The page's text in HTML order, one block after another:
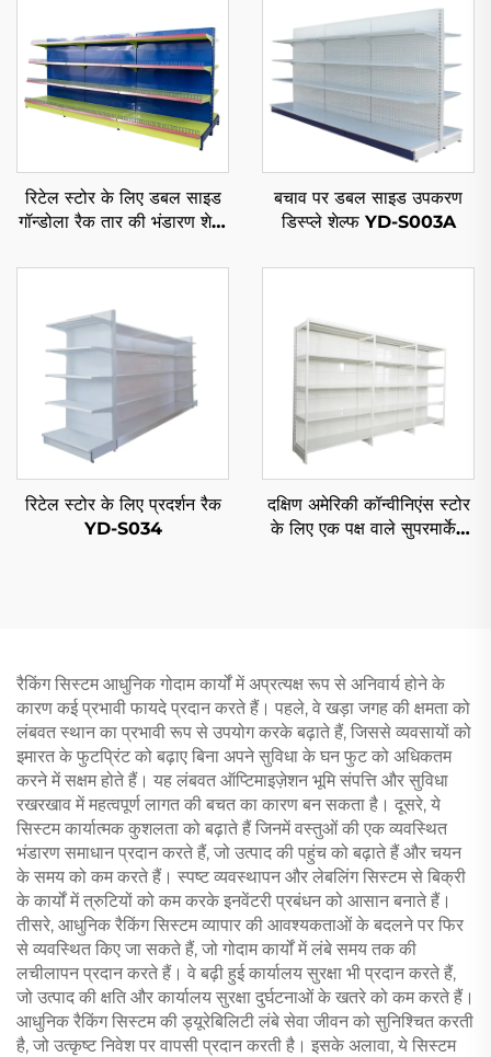
रिटेल स्टोर के लिए डबल साइड
गॉन्डोला रैक तार की भंडारण शेल्व
बचाव पर डबल साइड उपकरण
डिस्प्ले शेल्फ YD-S003A
रिटेल स्टोर के लिए प्रदर्शन रैक
YD-S034
दक्षिण अमेरिकी कॉन्वीनिएंस स्टोर
के लिए एक पक्ष वाले सुपरमार्केट
रैकिंग सिस्टम आधुनिक गोदाम कार्यों में अप्रत्यक्ष रूप से अनिवार्य होने के
कारण कई प्रभावी फायदे प्रदान करते हैं। पहले, वे खड़ा जगह की क्षमता को
लंबवत स्थान का प्रभावी रूप से उपयोग करके बढ़ाते हैं, जिससे व्यवसायों को
इमारत के फुटप्रिंट को बढ़ाए बिना अपने सुविधा के घन फुट को अधिकतम
करने में सक्षम होते हैं। यह लंबवत ऑप्टिमाइज़ेशन भूमि संपत्ति और सुविधा
रखरखाव में महत्वपूर्ण लागत की बचत का कारण बन सकता है। दूसरे, ये
सिस्टम कार्यात्मक कुशलता को बढ़ाते हैं जिनमें वस्तुओं की एक व्यवस्थित
भंडारण समाधान प्रदान करते हैं, जो उत्पाद की पहुंच को बढ़ाते हैं और चयन
के समय को कम करते हैं। स्पष्ट व्यवस्थापन और लेबलिंग सिस्टम से बिक्री
के कार्यों में त्रुटियों को कम करके इनवेंटरी प्रबंधन को आसान बनाते हैं।
तीसरे, आधुनिक रैकिंग सिस्टम व्यापार की आवश्यकताओं के बदलने पर फिर
से व्यवस्थित किए जा सकते हैं, जो गोदाम कार्यों में लंबे समय तक की
लचीलापन प्रदान करते हैं। वे बढ़ी हुई कार्यालय सुरक्षा भी प्रदान करते हैं,
जो उत्पाद की क्षति और कार्यालय सुरक्षा दुर्घटनाओं के खतरे को कम करते हैं।
आधुनिक रैकिंग सिस्टम की ड्यूरेबिलिटी लंबे सेवा जीवन को सुनिश्चित करती
है, जो उत्कृष्ट निवेश पर वापसी प्रदान करती है। इसके अलावा, ये सिस्टम